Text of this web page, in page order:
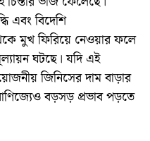
এবং বিদেশি
মুখ ফিরিয়ে নেওয়ার ফলে
ঘটছে। যদি এই
জিনিসের দাম বাড়ার
বড়সড় প্রভাব পড়তে